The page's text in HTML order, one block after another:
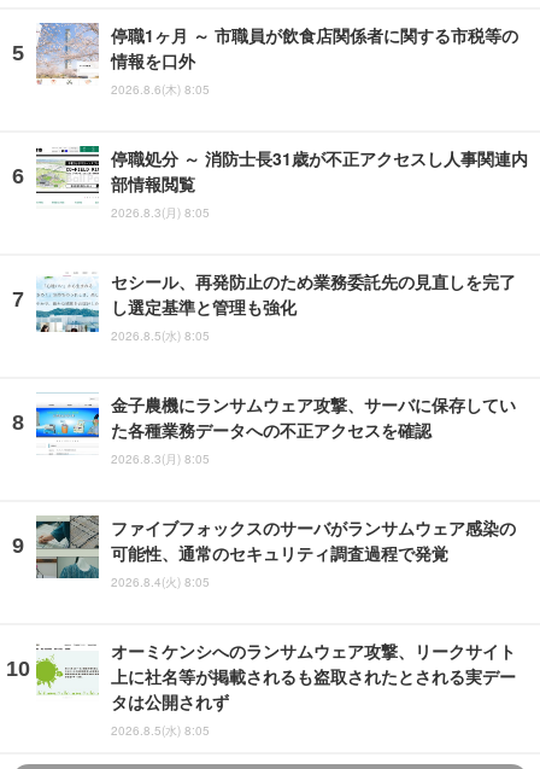
停職1ヶ月 ～ 市職員が飲食店関係者に関する市税等の
情報を口外
2026.8.6(木) 8:05
停職処分 ～ 消防士長31歳が不正アクセスし人事関連内
部情報閲覧
2026.8.3(月) 8:05
セシール、再発防止のため業務委託先の見直しを完了
し選定基準と管理も強化
2026.8.5(水) 8:05
金子農機にランサムウェア攻撃、サーバに保存してい
た各種業務データへの不正アクセスを確認
2026.8.3(月) 8:05
ファイブフォックスのサーバがランサムウェア感染の
可能性、通常のセキュリティ調査過程で発覚
2026.8.4(火) 8:05
オーミケンシへのランサムウェア攻撃、リークサイト
上に社名等が掲載されるも盗取されたとされる実デー
タは公開されず
2026.8.5(水) 8:05